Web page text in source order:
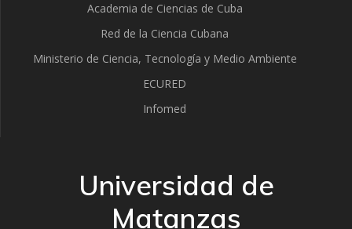
Academia de Ciencias de Cuba
Red de la Ciencia Cubana
Ministerio de Ciencia, Tecnología y Medio Ambiente
ECURED
Infomed
Universidad de
Matanzas